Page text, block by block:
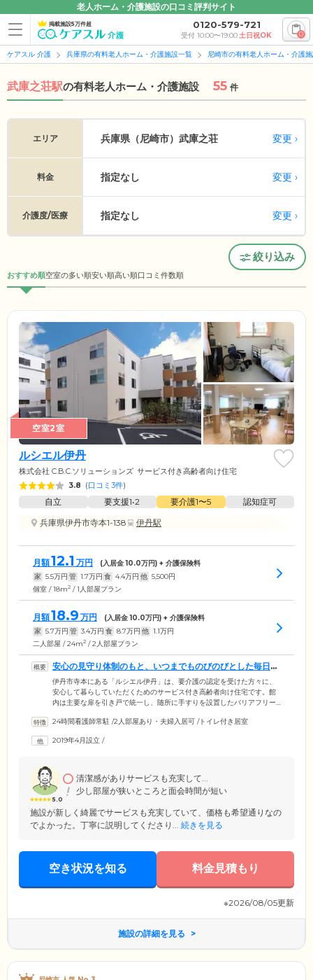
老人ホーム・介護施設の口コミ評判サイト
掲載施設5万件超 0120-579-721
受付 10:00〜19:00土日祝OK 0
ケアスル 介護 兵庫県の有料老人ホーム・介護施設一覧 尼崎市の有料老人ホーム・介護
武庫之荘駅の有料老人ホーム・介護施設 55 件
エリア 兵庫県（尼崎市） 武庫之荘 変更
料金 指定なし 変更
介護度/医療 指定なし 変更
絞り込み
おすすめ順空室の多い順安い順高い順口コミ件数順
空室2室
ルシエル伊丹
株式会社 C.B.C.ソリューションズ サービス付き高齢者向け住宅
3.8 (口コミ3件)
自立 要支援1•2 要介護1〜5
認知症可
兵庫県伊丹市寺本1-138
伊丹駅
月額12.1 万円 (入居金10.0万円) + 介護保険料
家 5.5万円 管 1.7万円 食 4.4万円 他 5,500円
個室 / 18m2 / 1人部屋プラン
月額18.9 万円 (入居金10.0万円) + 介護保険料
家 5.7万円 管 3.4万円 食 8.7万円 他 1.1万円
二人部屋 / 24m2 / 2人部屋プラン
安心の見守り体制のもと、いつまでものびのびとした毎日を
お過ごしください
伊丹市寺本にある「ルシエル伊丹」は、要介護の認定を受けた方々に、
安心して暮らしていただくためのサービス付き高齢者向け住宅です。館
内は主要な扉を引き戸で統一し、随所に手すりを設置したバリアフリー
ています。お好きな家具のお持ち込みも可能ですので、ご自身のライフ
ッフは24時間常駐し、安否確認サービスとして毎日の見回り・お声がけ
24時間看護師常駐 /2人部屋あり・夫婦入居可 /トイレ付き居室
2019年4月設立 /
5.0
清潔感がありサービスも充実して...
少し部屋が狭いところと面会時間が短い
施設が新しく綺麗でサービスも充実していて、価格も希望通りなの
でよかった。丁寧に説明してくださり... 続きを見る
空き状況を知る 料金見積もり
※2026/08/05更新
施設の詳細を見る